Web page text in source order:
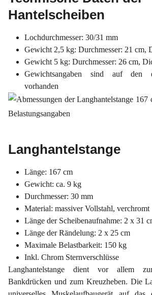
Hantelscheiben
Lochdurchmesser: 30/31 mm
Gewicht 2,5 kg: Durchmesser: 21 cm,
Gewicht 5 kg: Durchmesser: 26 cm,
Gewichtsangaben sind auf den
vorhanden
Langhantelstange
Länge: 167 cm
Gewicht: ca. 9 kg
Durchmesser: 30 mm
Material: massiver Vollstahl, verchromt
Länge der Scheibenaufnahme: 2 x 31
Länge der Rändelung: 2 x 25 cm
Maximale Belastbarkeit: 150 kg
Inkl. Chrom Sternverschlüsse
Langhantelstange dient vor allem
Bankdrücken und zum Kreuzheben. Die